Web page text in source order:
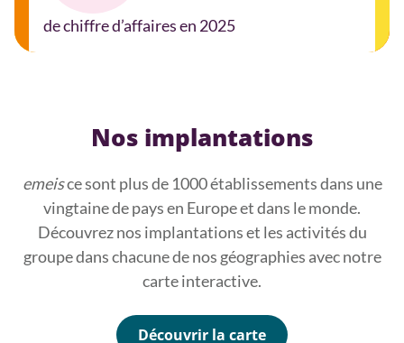
de chiffre d’affaires en 2025
Nos implantations
emeisce sont plus de 1000 établissements dans une
vingtaine de pays en Europe et dans le monde.
Découvrez nos implantations et les activités du
groupe dans chacune de nos géographies avec notre
carte interactive.
Découvrir la carte